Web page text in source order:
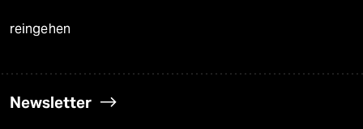
reingehen
Newsletter